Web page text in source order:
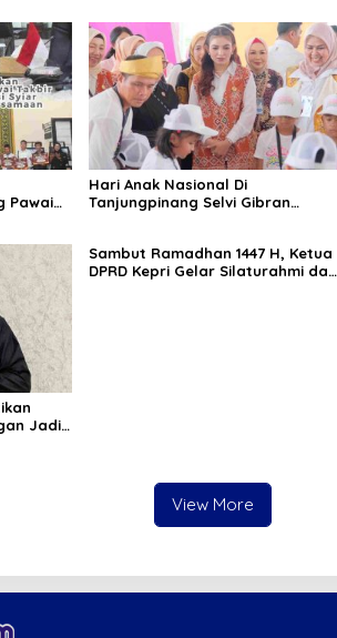
Pawai
Hari Anak Nasional Di
Tanjungpinang Selvi Gibran
Jadi
Sambut Ramadhan 1447 H, Ketua
DPRD Kepri Gelar Silaturahmi dan
View More